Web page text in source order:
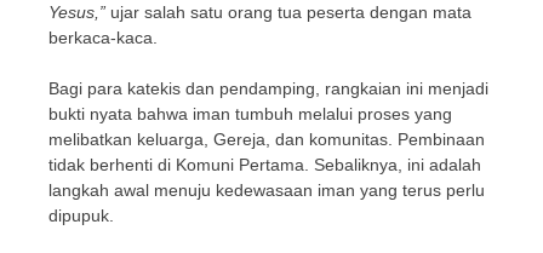
Yesus,” ujar salah satu orang tua peserta dengan mata
berkaca-kaca.
Bagi para katekis dan pendamping, rangkaian ini menjadi
bukti nyata bahwa iman tumbuh melalui proses yang
melibatkan keluarga, Gereja, dan komunitas. Pembinaan
tidak berhenti di Komuni Pertama. Sebaliknya, ini adalah
langkah awal menuju kedewasaan iman yang terus perlu
dipupuk.